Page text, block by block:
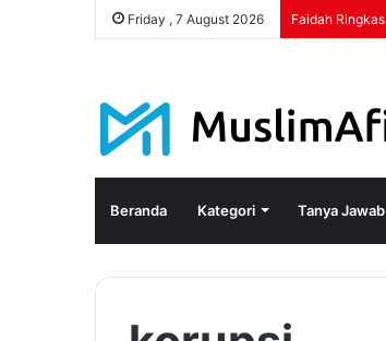
Friday , 7 August 2026 Faidah Ringkas
Beranda Kategori Tanya Jawab